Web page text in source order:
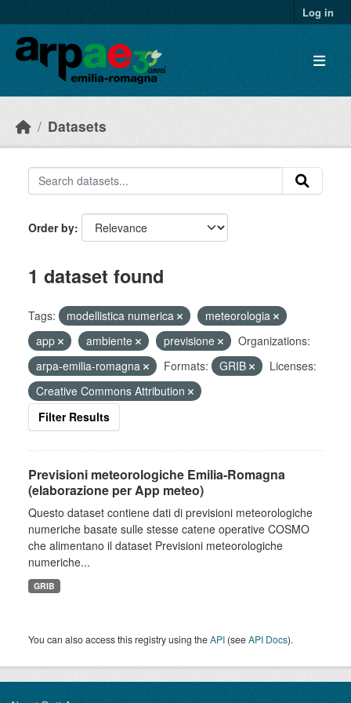
Log in
Datasets
Order by
1 dataset found
Tags: modellistica numerica
meteorologia
app
ambiente previsione
Organizations:
arpa-emilia-romagna
Formats: GRIB
Licenses:
Creative Commons Attribution
Filter Results
Previsioni meteorologiche Emilia-Romagna
(elaborazione per App meteo)
Questo dataset contiene dati di previsioni meteorologiche
numeriche basate sulle stesse catene operative COSMO
che alimentano il dataset Previsioni meteorologiche
numeriche...
GRIB
You can also access this registry using theAPI (seeAPI Docs).